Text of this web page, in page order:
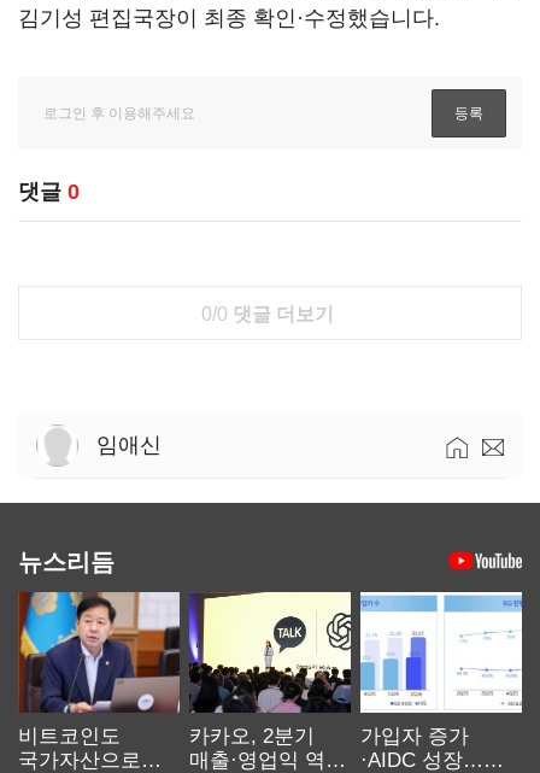
김기성 편집국장이 최종 확인·수정했습니다.
댓글 0
0/0 댓글 더보기
임애신
뉴스리듬
비트코인도
국가자산으로…'
카카오, 2분기
매출·영업익 역대
가입자 증가
·AIDC 성장…